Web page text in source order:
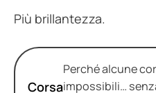
Più brillantezza.
Corsa
Perché alcune
impossibili…